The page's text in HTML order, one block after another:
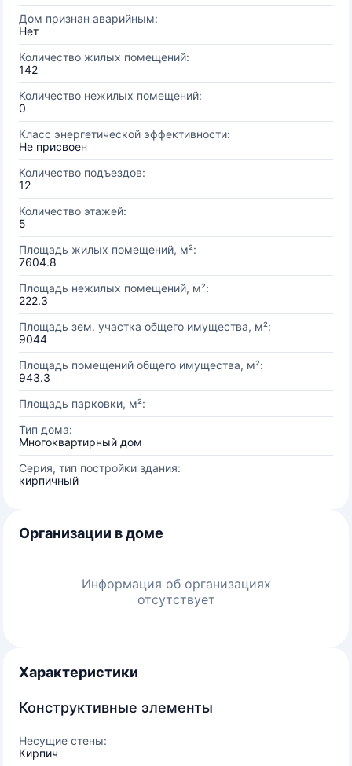
Дом признан аварийным:
Нет
Количество жилых помещений:
142
Количество нежилых помещений:
0
Класс энергетической эффективности:
Не присвоен
Количество подъездов:
12
Количество этажей:
5
Площадь жилых помещений, м²:
7604.8
Площадь нежилых помещений, м²:
222.3
Площадь зем. участка общего имущества, м²:
9044
Площадь помещений общего имущества, м²:
943.3
Площадь парковки, м²:
Тип дома:
Многоквартирный дом
Серия, тип постройки здания:
кирпичный
Организации в доме
Информация об организациях
отсутствует
Характеристики
Конструктивные элементы
Несущие стены:
Кирпич